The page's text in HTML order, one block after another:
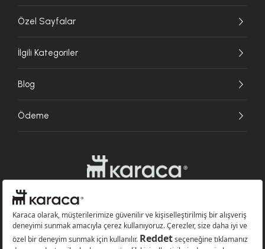
Özel Sayfalar
İlgili Kategoriler
Blog
Ödeme